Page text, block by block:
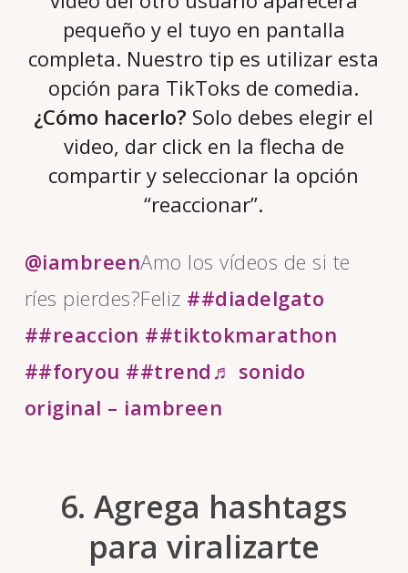
pequeño y el tuyo en pantalla
completa. Nuestro tip es utilizar esta
opción para TikToks de comedia.
¿Cómo hacerlo? Solo debes elegir el
video, dar click en la flecha de
compartir y seleccionar la opción
“reaccionar”.
@iambreenAmo los vídeos de si te
ríes pierdes?Feliz ##diadelgato
##reaccion ##tiktokmarathon
##foryou ##trend ♬ sonido
original – iambreen
6. Agrega hashtags
para viralizarte